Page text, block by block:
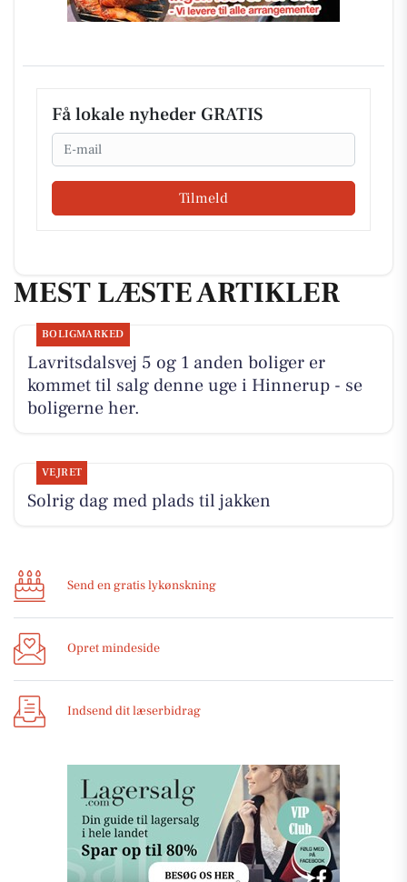
Få lokale nyheder GRATIS
Email
Tilmeld
MEST LÆSTE ARTIKLER
BOLIGMARKED
Lavritsdalsvej 5 og 1 anden boliger er
kommet til salg denne uge i Hinnerup - se
boligerne her.
VEJRET
Solrig dag med plads til jakken
Send en gratis lykønskning
Opret mindeside
Indsend dit læserbidrag